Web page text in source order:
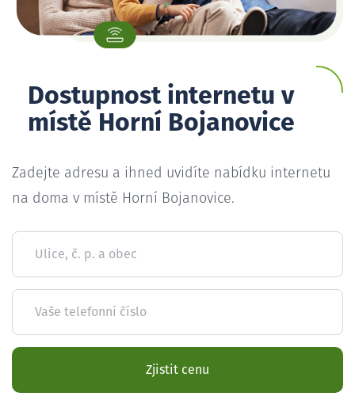
Dostupnost internetu v
místě Horní Bojanovice
Zadejte adresu a ihned uvidíte nabídku internetu
na doma v místě Horní Bojanovice.
Ulice, č. p. a obec
Vaše telefonní číslo
Zjistit cenu